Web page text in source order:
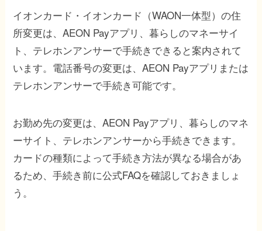
イオンカード・イオンカード（WAON一体型）の住
所変更は、AEON Payアプリ、暮らしのマネーサイ
ト、テレホンアンサーで手続きできると案内されて
います。電話番号の変更は、AEON Payアプリまたは
テレホンアンサーで手続き可能です。
お勤め先の変更は、AEON Payアプリ、暮らしのマネ
ーサイト、テレホンアンサーから手続きできます。
カードの種類によって手続き方法が異なる場合があ
るため、手続き前に公式FAQを確認しておきましょ
う。